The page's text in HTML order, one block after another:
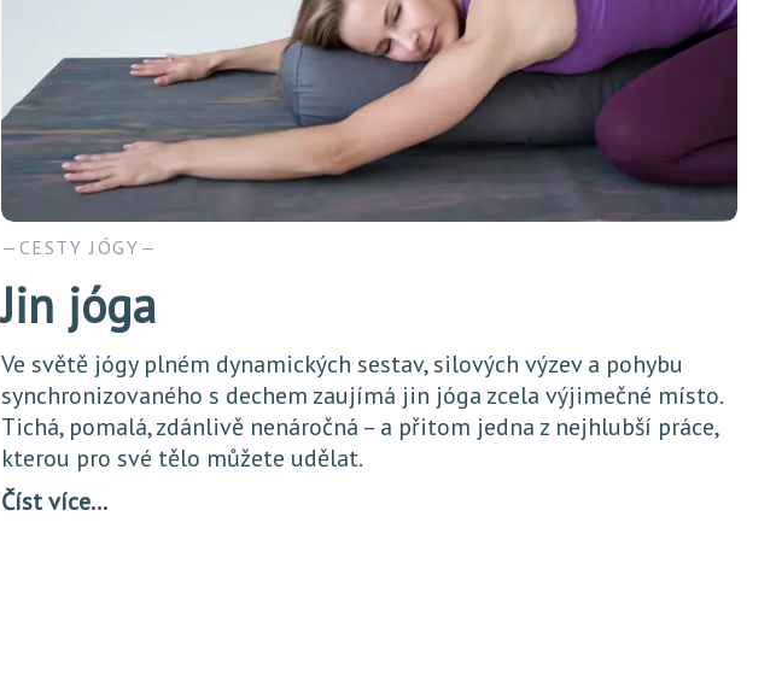
CESTY JÓGY
Jin jóga
Ve světě jógy plném dynamických sestav, silových výzev a pohybu
synchronizovaného s dechem zaujímá jin jóga zcela výjimečné místo.
Tichá, pomalá, zdánlivě nenáročná – a přitom jedna z nejhlubší práce,
kterou pro své tělo můžete udělat.
Číst více…